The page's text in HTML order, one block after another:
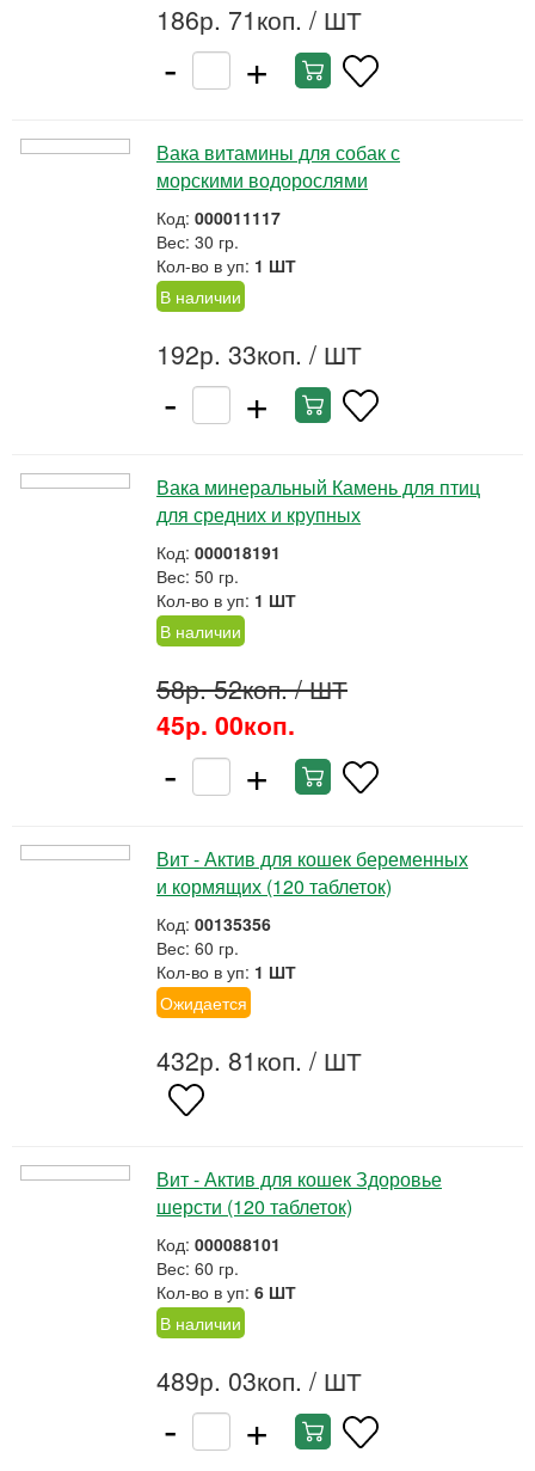
186р. 71коп. / ШТ
- +
Вака витамины для собак с
морскими водорослями
Код: 000011117
Вес: 30 гр.
Кол-во в уп: 1 ШТ
В наличии
192р. 33коп. / ШТ
- +
Вака минеральный Камень для птиц
для средних и крупных
Код: 000018191
Вес: 50 гр.
Кол-во в уп: 1 ШТ
В наличии
58р. 52коп./ ШТ
45р. 00коп.
- +
Вит - Актив для кошек беременных
и кормящих (120 таблеток)
Код: 00135356
Вес: 60 гр.
Кол-во в уп: 1 ШТ
Ожидается
432р. 81коп. / ШТ
Вит - Актив для кошек Здоровье
шерсти (120 таблеток)
Код: 000088101
Вес: 60 гр.
Кол-во в уп: 6 ШТ
В наличии
489р. 03коп. / ШТ
- +